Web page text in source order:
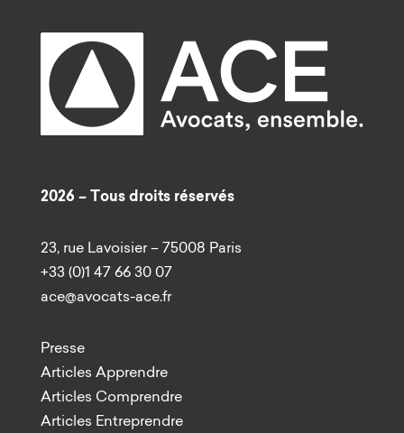
2026 – Tous droits réservés
23, rue Lavoisier – 75008 Paris
+33 (0)1 47 66 30 07
ace@avocats-ace.fr
Presse
Articles Apprendre
Articles Comprendre
Articles Entreprendre